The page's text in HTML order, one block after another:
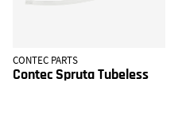
CONTEC PARTS
Contec Spruta Tubeless